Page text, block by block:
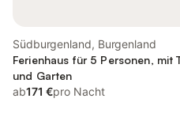
Südburgenland, Burgenland
Ferienhaus für 5 Personen, mit
und Garten
ab171 €pro Nacht